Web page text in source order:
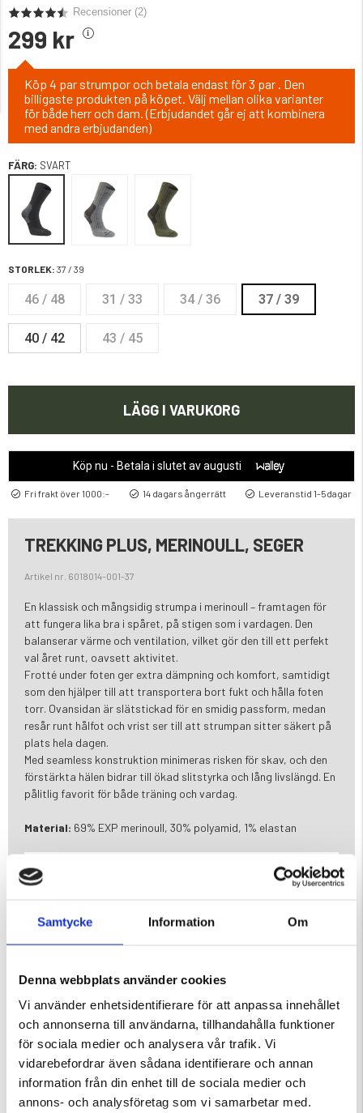
Samtycke Information Om
Denna webbplats använder cookies
Vi använder enhetsidentifierare för att anpassa innehållet
och annonserna till användarna, tillhandahålla funktioner
för sociala medier och analysera vår trafik. Vi
vidarebefordrar även sådana identifierare och annan
information från din enhet till de sociala medier och
annons- och analysföretag som vi samarbetar med.
Recensioner (2)
299 kr
Köp 4 par strumpor och betala endast för 3 par . Den
billigaste produkten på köpet. Välj mellan olika varianter
för både herr och dam. (Erbjudandet går ej att kombinera
med andra erbjudanden)
FÄRG: SVART
STORLEK: 37 / 39
46 / 48 31 / 33 34 / 36 37 / 39
40 / 42 43 / 45
LÄGG I VARUKORG
Köp nu - Betala i slutet av augusti
Fri frakt över 1000:- 14 dagars ångerrätt Leveranstid 1-5dagar
TREKKING PLUS, MERINOULL, SEGER
Artikel nr. 6018014-001-37
En klassisk och mångsidig strumpa i merinoull – framtagen för
att fungera lika bra i spåret, på stigen som i vardagen. Den
balanserar värme och ventilation, vilket gör den till ett perfekt
val året runt, oavsett aktivitet.
Frotté under foten ger extra dämpning och komfort, samtidigt
som den hjälper till att transportera bort fukt och hålla foten
torr. Ovansidan är slätstickad för en smidig passform, medan
resår runt hålfot och vrist ser till att strumpan sitter säkert på
plats hela dagen.
Med seamless konstruktion minimeras risken för skav, och den
förstärkta hälen bidrar till ökad slitstyrka och lång livslängd. En
pålitlig favorit för både träning och vardag.
Material: 69% EXP merinoull, 30% polyamid, 1% elastan
Varumärke
DU KANSKE OCKSÅ ÄR INTRESSERAD AV